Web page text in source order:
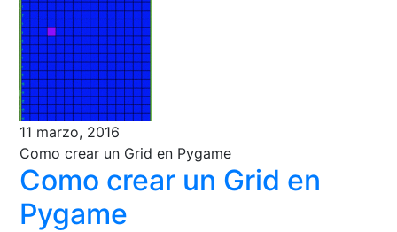
11 marzo, 2016
Como crear un Grid en Pygame
Como crear un Grid en
Pygame